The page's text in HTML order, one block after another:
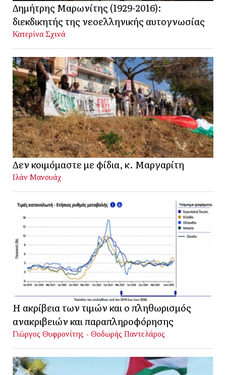
Δημήτρης Μαρωνίτης (1929-2016):
διεκδικητής της νεοελληνικής αυτογνωσίας
Κατερίνα Σχινά
Δεν κοιμόμαστε με φίδια, κ. Μαργαρίτη
Ιλάν Μανουάχ
Η ακρίβεια των τιμών και ο πληθωρισμός
ανακριβειών και παραπληροφόρησης
Γιώργος Θυφρονίτης - Θοδωρής Παντελάρος